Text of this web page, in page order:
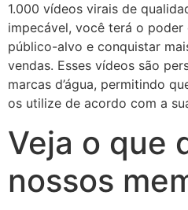
1.000 vídeos virais de
impecável, você terá o
público-alvo e conquistar
vendas. Esses vídeos são
marcas d’água, permitindo
os utilize de acordo com a
Veja o que
nossos